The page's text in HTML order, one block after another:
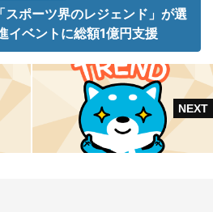
スポーツ界のレジェンド」が選
ベントに総額1億円支援